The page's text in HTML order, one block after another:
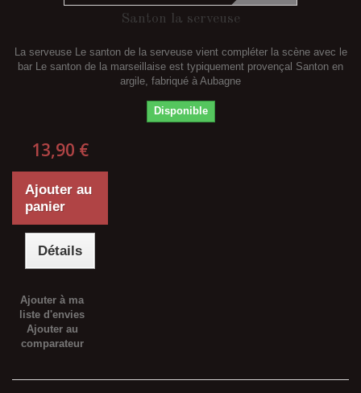
Santon la serveuse
La serveuse Le santon de la serveuse vient compléter la scène avec le
bar Le santon de la marseillaise est typiquement provençal Santon en
argile, fabriqué à Aubagne
Disponible
13,90 €
Ajouter au
panier
Détails
Ajouter à ma
liste d'envies
Ajouter au
comparateur